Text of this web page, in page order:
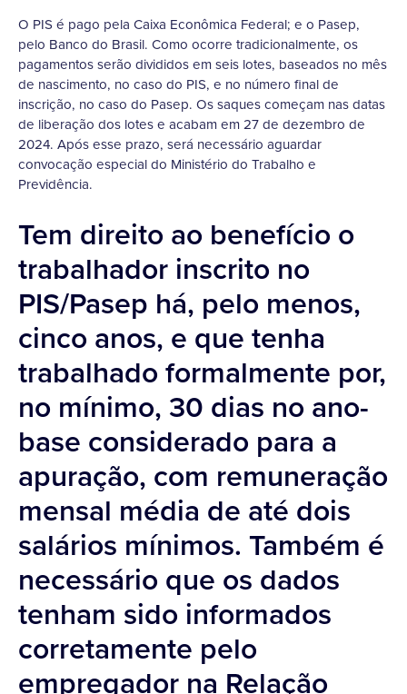
O PIS é pago pela Caixa Econômica Federal; e o Pasep,
pelo Banco do Brasil. Como ocorre tradicionalmente, os
pagamentos serão divididos em seis lotes, baseados no mês
de nascimento, no caso do PIS, e no número final de
inscrição, no caso do Pasep. Os saques começam nas datas
de liberação dos lotes e acabam em 27 de dezembro de
2024. Após esse prazo, será necessário aguardar
convocação especial do Ministério do Trabalho e
Previdência.
Tem direito ao benefício o
trabalhador inscrito no
PIS/Pasep há, pelo menos,
cinco anos, e que tenha
trabalhado formalmente por,
no mínimo, 30 dias no ano-
base considerado para a
apuração, com remuneração
mensal média de até dois
salários mínimos. Também é
necessário que os dados
tenham sido informados
corretamente pelo
empregador na Relação